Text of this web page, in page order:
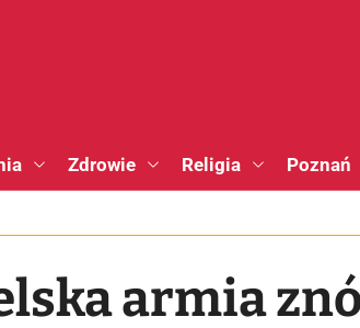
Zdrowie Religia Poznań
armia